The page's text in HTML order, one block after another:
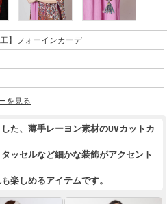
】フォーインカーデ
を見る
た、薄手レーヨン素材のUVカットカ
ッセルなど細かな装飾がアクセント
楽しめるアイテムです。